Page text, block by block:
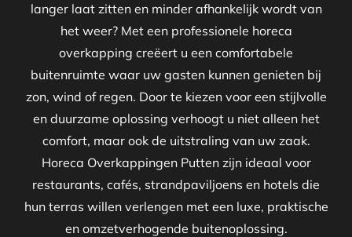
langer laat zitten en minder afhankelijk wordt van
het weer? Met een professionele horeca
overkapping creëert u een comfortabele
buitenruimte waar uw gasten kunnen genieten bij
zon, wind of regen. Door te kiezen voor een stijlvolle
en duurzame oplossing verhoogt u niet alleen het
comfort, maar ook de uitstraling van uw zaak.
Horeca Overkappingen Putten zijn ideaal voor
restaurants, cafés, strandpaviljoens en hotels die
hun terras willen verlengen met een luxe, praktische
en omzetverhogende buitenoplossing.